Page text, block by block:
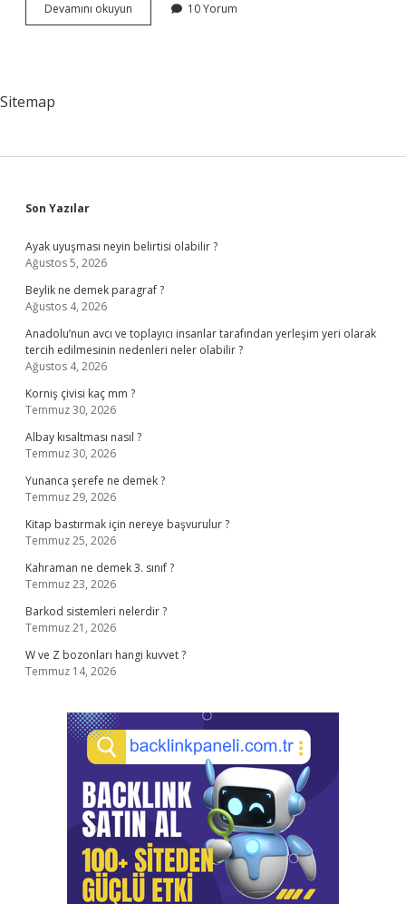
Devamını okuyun
Saç
10 Yorum
Sitemap
Sidebar
Son Yazılar
Ayak uyuşması neyin belirtisi olabilir ?
Ağustos 5, 2026
Beylik ne demek paragraf ?
Ağustos 4, 2026
Anadolu’nun avcı ve toplayıcı insanlar tarafından yerleşim yeri olarak
tercih edilmesinin nedenleri neler olabilir ?
Ağustos 4, 2026
Korniş çivisi kaç mm ?
Temmuz 30, 2026
Albay kısaltması nasıl ?
Temmuz 30, 2026
Yunanca şerefe ne demek ?
Temmuz 29, 2026
Kitap bastırmak için nereye başvurulur ?
Temmuz 25, 2026
Kahraman ne demek 3. sınıf ?
Temmuz 23, 2026
Barkod sistemleri nelerdir ?
Temmuz 21, 2026
W ve Z bozonları hangi kuvvet ?
Temmuz 14, 2026